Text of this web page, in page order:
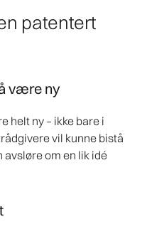
patentert
være ny
helt ny – ikke bare i
vil kunne bistå
avsløre om en lik idé